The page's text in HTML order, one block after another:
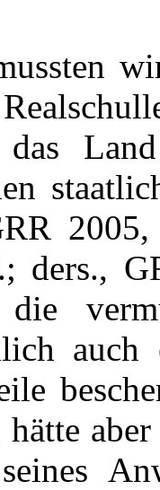
ders.,
seines